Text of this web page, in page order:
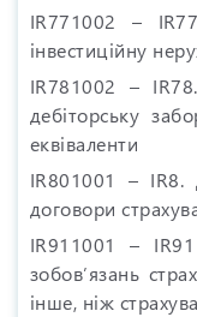
IR771002 –
інвестиційну
IR781002 – IR78.
дебіторську
еквіваленти
IR801001 – IR8.
договори
IR911001 – IR91
зобов’язань
інше, ніж